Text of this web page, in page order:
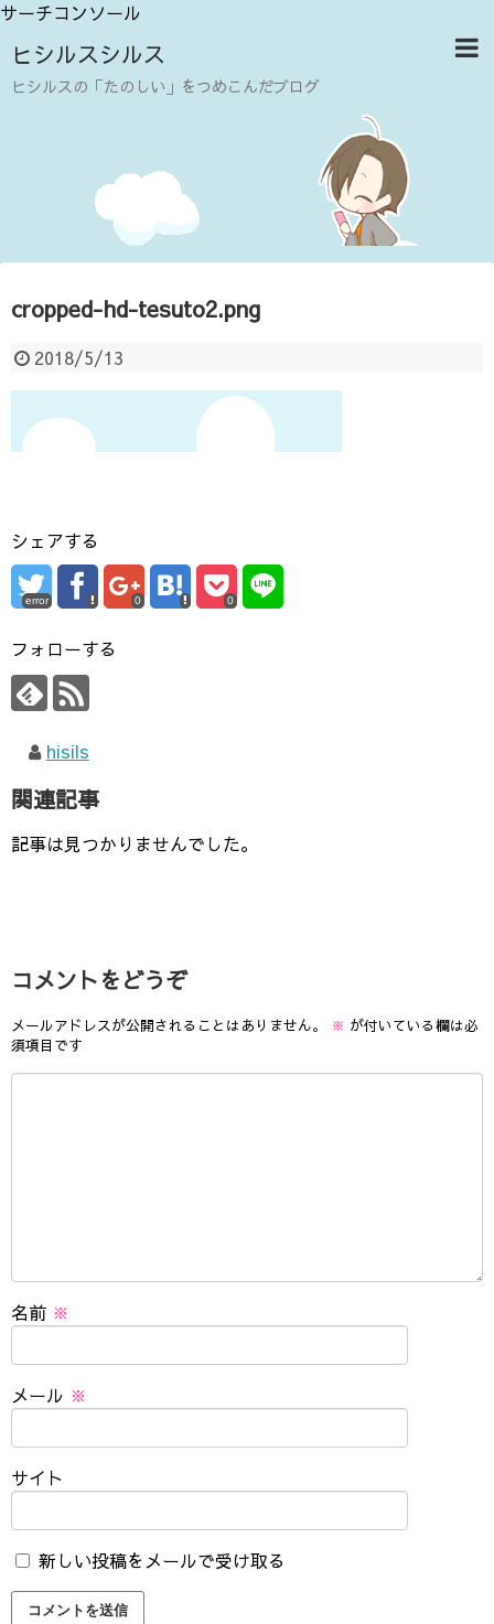
サーチコンソール
ヒシルスシルス
ヒシルスの「たのしい」をつめこんだブログ
cropped-hd-tesuto2.png
2018/5/13
シェアする
error 0 0
フォローする
hisils
関連記事
記事は見つかりませんでした。
コメントをどうぞ
メールアドレスが公開されることはありません。 ※ が付いている欄は必
須項目です
名前 ※
メール ※
サイト
新しい投稿をメールで受け取る